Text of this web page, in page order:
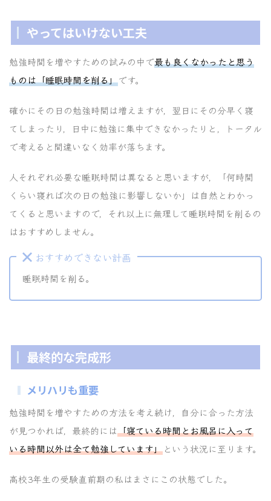
やってはいけない工夫
勉強時間を増やすための試みの中で最も良くなかったと思う
ものは「睡眠時間を削る」です。
確かにその日の勉強時間は増えますが，翌日にその分早く寝
てしまったり，日中に勉強に集中できなかったりと，トータル
で考えると間違いなく効率が落ちます。
人それぞれ必要な睡眠時間は異なると思いますが，「何時間
くらい寝れば次の日の勉強に影響しないか」は自然とわかっ
てくると思いますので，それ以上に無理して睡眠時間を削るの
はおすすめしません。
おすすめできない計画
睡眠時間を削る。
最終的な完成形
メリハリも重要
勉強時間を増やすための方法を考え続け，自分に合った方法
が見つかれば，最終的には「寝ている時間とお風呂に入って
いる時間以外は全て勉強しています」という状況に至ります。
高校3年生の受験直前期の私はまさにこの状態でした。